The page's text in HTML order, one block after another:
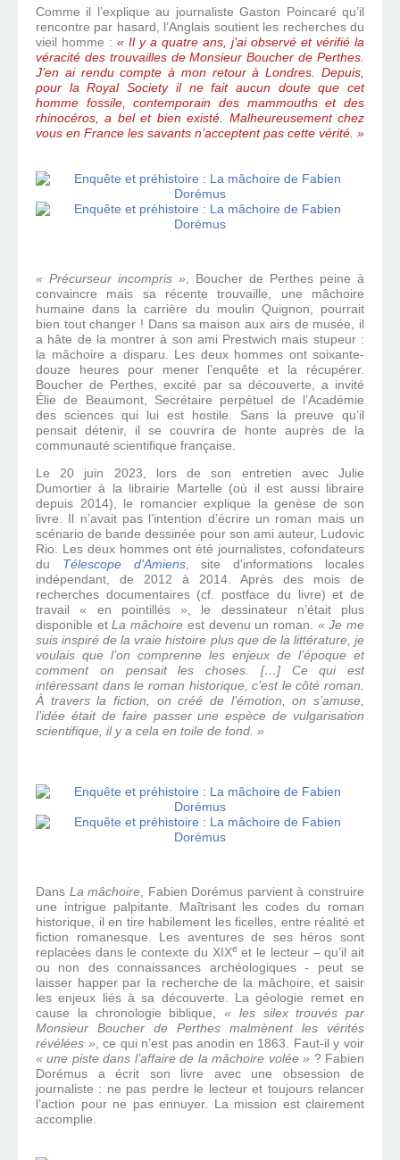
Comme il l’explique au journaliste Gaston Poincaré qu’il
rencontre par hasard, l’Anglais soutient les recherches du
vieil homme : « Il y a quatre ans, j’ai observé et vérifié la
véracité des trouvailles de Monsieur Boucher de Perthes.
J’en ai rendu compte à mon retour à Londres. Depuis,
pour la Royal Society il ne fait aucun doute que cet
homme fossile, contemporain des mammouths et des
rhinocéros, a bel et bien existé. Malheureusement chez
vous en France les savants n’acceptent pas cette vérité. »
« Précurseur incompris », Boucher de Perthes peine à
convaincre mais sa récente trouvaille, une mâchoire
humaine dans la carrière du moulin Quignon, pourrait
bien tout changer ! Dans sa maison aux airs de musée, il
a hâte de la montrer à son ami Prestwich mais stupeur :
la mâchoire a disparu. Les deux hommes ont soixante-
douze heures pour mener l’enquête et la récupérer.
Boucher de Perthes, excité par sa découverte, a invité
Élie de Beaumont, Secrétaire perpétuel de l’Académie
des sciences qui lui est hostile. Sans la preuve qu’il
pensait détenir, il se couvrira de honte auprès de la
communauté scientifique française.
Le 20 juin 2023, lors de son entretien avec Julie
Dumortier à la librairie Martelle (où il est aussi libraire
depuis 2014), le romancier explique la genèse de son
livre. Il n’avait pas l’intention d’écrire un roman mais un
scénario de bande dessinée pour son ami auteur, Ludovic
Rio. Les deux hommes ont été journalistes, cofondateurs
du Télescope d'Amiens, site d'informations locales
indépendant, de 2012 à 2014. Après des mois de
recherches documentaires (cf. postface du livre) et de
travail « en pointillés », le dessinateur n’était plus
disponible etLa mâchoire est devenu un roman. « Je me
suis inspiré de la vraie histoire plus que de la littérature, je
voulais que l’on comprenne les enjeux de l’époque et
comment on pensait les choses. […] Ce qui est
intéressant dans le roman historique, c’est le côté roman.
À travers la fiction, on créé de l’émotion, on s’amuse,
l’idée était de faire passer une espèce de vulgarisation
scientifique, il y a cela en toile de fond. »
Dans La mâchoire, Fabien Dorémus parvient à construire
une intrigue palpitante. Maîtrisant les codes du roman
historique, il en tire habilement les ficelles, entre réalité et
fiction romanesque. Les aventures de ses héros sont
replacées dans le contexte du XIXeet le lecteur – qu’il ait
ou non des connaissances archéologiques - peut se
laisser happer par la recherche de la mâchoire, et saisir
les enjeux liés à sa découverte. La géologie remet en
cause la chronologie biblique, « les silex trouvés par
Monsieur Boucher de Perthes malmènent les vérités
révélées », ce qui n’est pas anodin en 1863. Faut-il y voir
« une piste dans l’affaire de la mâchoire volée » ? Fabien
Dorémus a écrit son livre avec une obsession de
journaliste : ne pas perdre le lecteur et toujours relancer
l’action pour ne pas ennuyer. La mission est clairement
accomplie.